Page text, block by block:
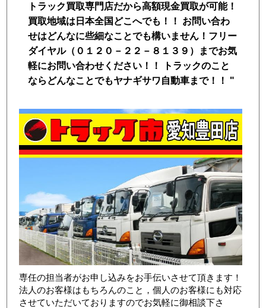
トラック買取専門店だから高額現金買取が可能！
買取地域は日本全国どこへでも！！ お問い合わ
せはどんなに些細なことでも構いません！フリー
ダイヤル（０１２０－２２－８１３９）までお気
軽にお問い合わせください！！ トラックのこと
ならどんなことでもヤナギサワ自動車まで！！ "
店舗写真2
専任の担当者がお申し込みをお手伝いさせて頂きます！
法人のお客様はもちろんのこと，個人のお客様にも対応
させていただいておりますのでお気軽に御相談下さ